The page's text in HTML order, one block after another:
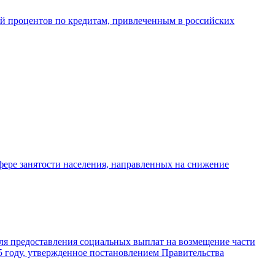
процентов по кредитам, привлеченным в российских
занятости населения, направленных на снижение
социальных выплат на возмещение части
утвержденное постановлением Правительства